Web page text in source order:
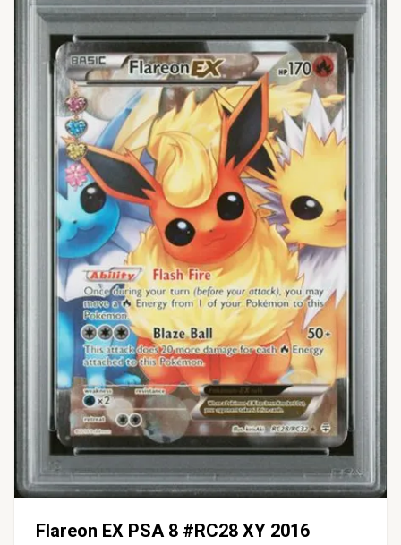
Flareon EX PSA 8 #RC28 XY 2016